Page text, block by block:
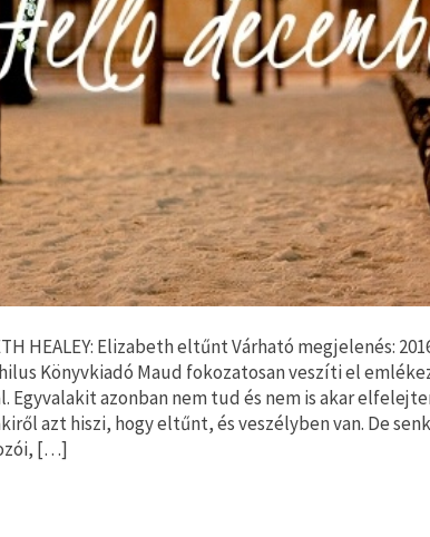
HEALEY: Elizabeth eltűnt Várható megjelenés:
Könyvkiadó Maud fokozatosan veszíti el
Egyvalakit azonban nem tud és nem is akar
azt hiszi, hogy eltűnt, és veszélyben van. De
[…]